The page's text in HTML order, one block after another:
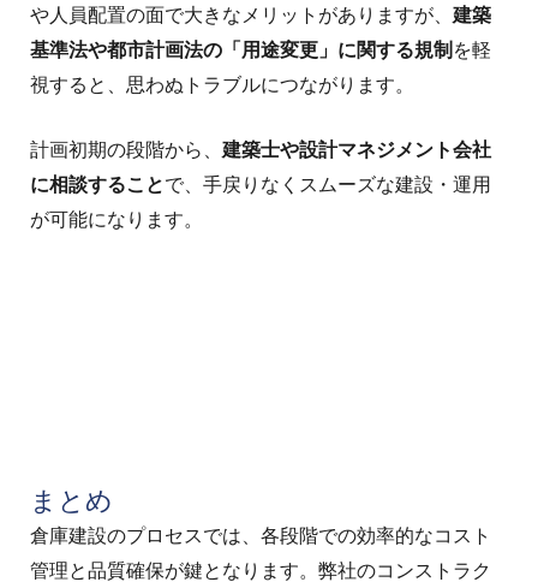
や人員配置の面で大きなメリットがありますが、 建築
基準法や都市計画法の「用途変更」に関する規制 を軽
視すると、思わぬトラブルにつながります。
計画初期の段階から、 建築士や設計マネジメント会社
に相談することで、手戻りなくスムーズな建設・運用
が可能になります。
まとめ
倉庫建設のプロセスでは、各段階での効率的なコスト
管理と品質確保が鍵となります。弊社のコンストラク